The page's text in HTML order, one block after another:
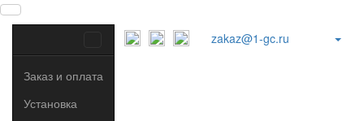
Заказ и оплата
Установка
zakaz@1-gc.ru